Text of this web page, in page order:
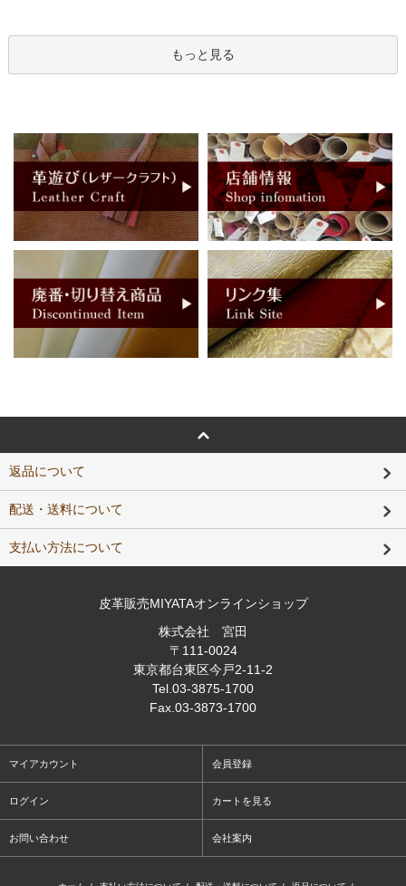
もっと見る
返品について
配送・送料について
支払い方法について
皮革販売MIYATAオンラインショップ
株式会社 宮田
〒111-0024
東京都台東区今戸2-11-2
Tel .03-3875-1700
Fax .03-3873-1700
マイアカウント 会員登録
ログイン カートを見る
お問い合わせ 会社案内